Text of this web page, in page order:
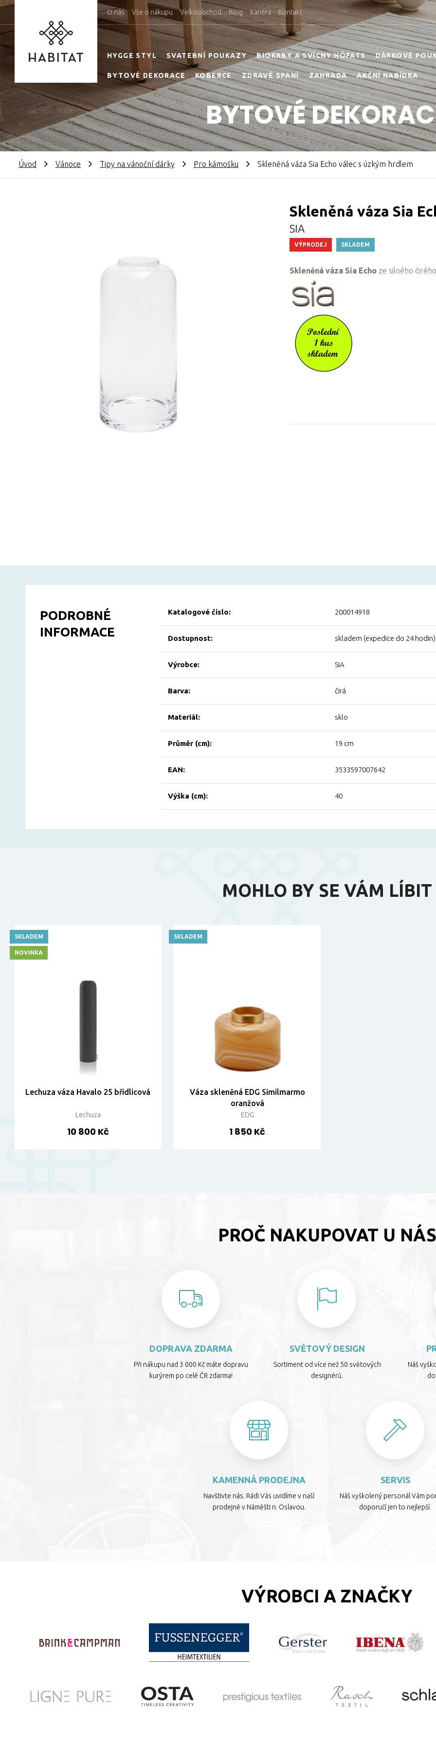
O nás Vše o nákupu Velkoobchod Blog Kariéra Kontakt
HYGGE STYL SVATEBNÍ POUKAZY BIOKRBY A SVÍCNY HÖFATS DÁRKOVÉ
BYTOVÉ DEKORACE KOBERCE ZDRAVÉ SPANÍ ZAHRADA AKČNÍ NABÍDKA
BYTOVÉ
Úvod Vánoce Tipy na vánoční dárky Pro kámošku Skleněná váza Sia Echo válec s úzkým hrdlem
Skleněná váza Sia
SIA
VÝPRODEJ SKLADEM
Skleněná váza Sia Echoze silného
PODROBNÉ
INFORMACE
Katalogové číslo: 200014918
Dostupnost: skladem (expedice do 24 hodin)
Výrobce: SIA
Barva: čirá
Materiál: sklo
Průměr (cm): 19 cm
EAN: 3533597007642
Výška (cm): 40
MOHLO BY SE VÁM LÍBIT
Lechuza váza Havalo 25 břidlicová
Lechuza
10 800 Kč
SKLADEM
NOVINKA
Váza skleněná EDG Similmarmo
oranžová
EDG
1 850 Kč
SKLADEM
PROČ NAKUPOVAT U NÁS
DOPRAVA ZDARMA
Při nákupu nad 3 000 Kč máte dopravu
kurýrem po celé ČR zdarma!
SVĚTOVÝ DESIGN
Sortiment od více než 50 světových
designérů.
Náš
KAMENNÁ PRODEJNA
Navštivte nás. Rádi Vás uvidíme v naší
prodejně v Náměšti n. Oslavou.
SERVIS
Náš vyškolený personál Vám
doporučí jen to nejlepší.
VÝROBCI A ZNAČKY